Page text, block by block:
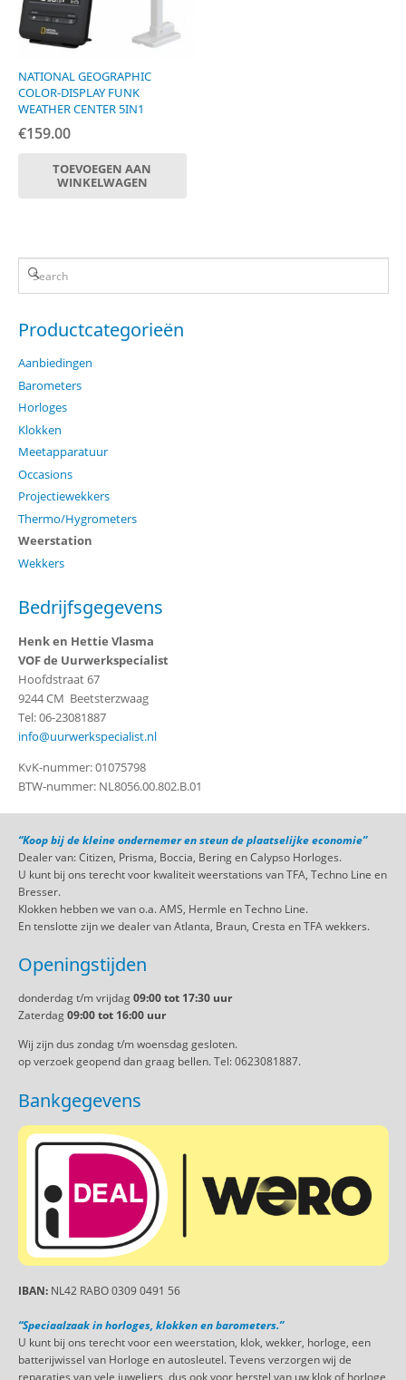
NATIONAL GEOGRAPHIC
COLOR-DISPLAY FUNK
WEATHER CENTER 5IN1
€159.00
TOEVOEGEN AAN
WINKELWAGEN
Productcategorieën
Aanbiedingen
Barometers
Horloges
Klokken
Meetapparatuur
Occasions
Projectiewekkers
Thermo/Hygrometers
Weerstation
Wekkers
Bedrijfsgegevens
Henk en Hettie Vlasma
VOF de Uurwerkspecialist
Hoofdstraat 67
9244 CM Beetsterzwaag
Tel: 06-23081887
info@uurwerkspecialist.nl
KvK-nummer: 01075798
BTW-nummer: NL8056.00.802.B.01
“Koop bij de kleine ondernemer en steun de plaatselijke economie”
Dealer van: Citizen, Prisma, Boccia, Bering en Calypso Horloges.
U kunt bij ons terecht voor kwaliteit weerstations van TFA, Techno Line en
Bresser.
Klokken hebben we van o.a. AMS, Hermle en Techno Line.
En tenslotte zijn we dealer van Atlanta, Braun, Cresta en TFA wekkers.
Openingstijden
donderdag t/m vrijdag09:00 tot 17:30 uur
Zaterdag09:00 tot 16:00 uur
Wij zijn dus zondag t/m woensdag gesloten.
op verzoek geopend dan graag bellen. Tel: 0623081887.
Bankgegevens
IBAN: NL42 RABO 0309 0491 56
“Speciaalzaak in horloges, klokken en barometers.”
U kunt bij ons terecht voor een weerstation, klok, wekker, horloge, een
batterijwissel van Horloge en autosleutel. Tevens verzorgen wij de
reparaties van vele juweliers, dus ook voor herstel van uw klok of horloge